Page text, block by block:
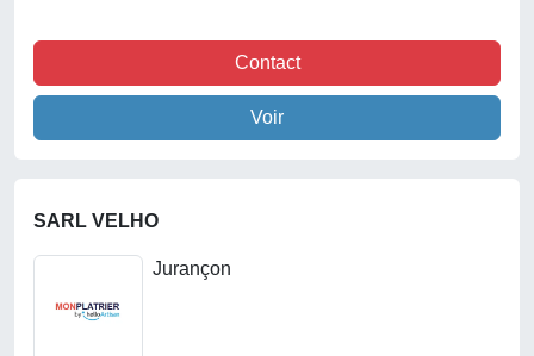
Contact
Voir
SARL VELHO
Jurançon